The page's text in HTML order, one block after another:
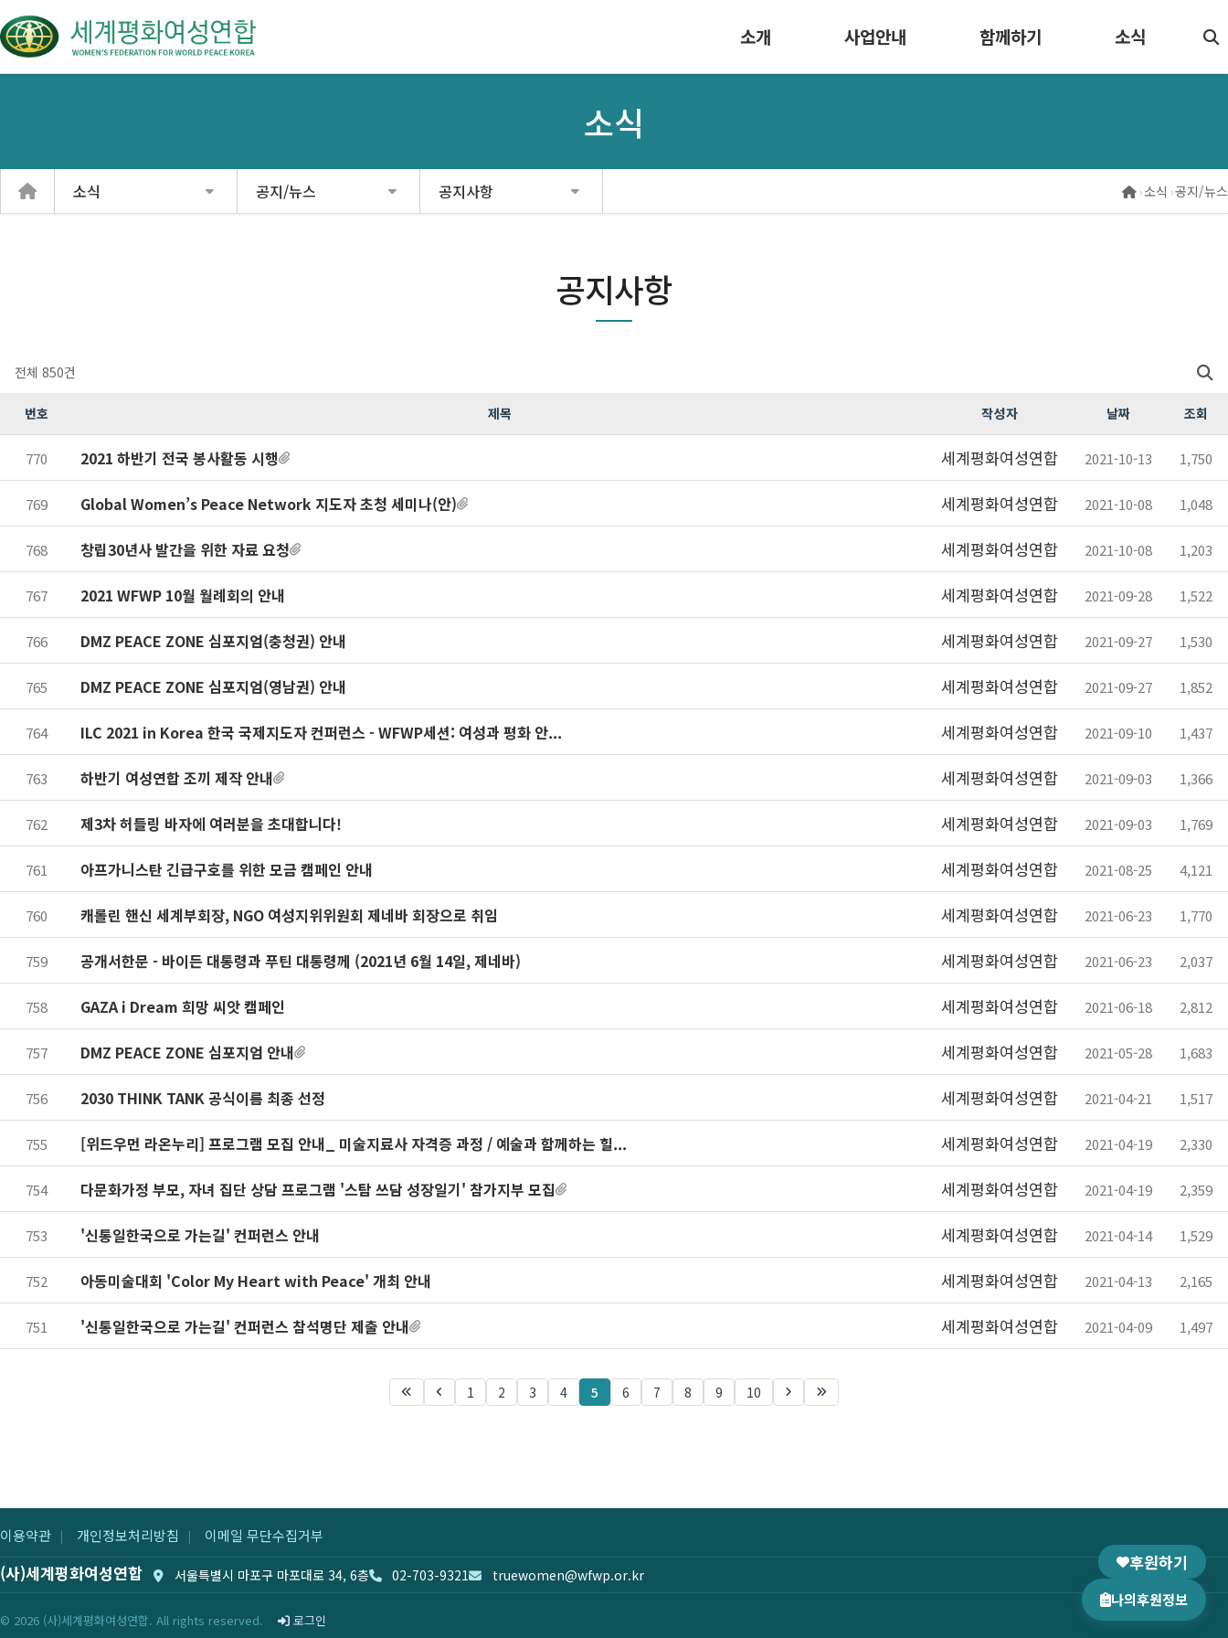
소개 사업안내 함께하기 소식
소식
소식 공지/뉴스 공지사항 ›소식 ›공지/뉴스
공지사항
전체 850건
번호 제목 작성자 날짜 조회
770 2021 하반기 전국 봉사활동 시행 세계평화여성연합 2021-10-13 1,750
769 Global Women’s Peace Network 지도자 초청 세미나(안) 세계평화여성연합 2021-10-08 1,048
768 창립30년사 발간을 위한 자료 요청 세계평화여성연합 2021-10-08 1,203
767 2021 WFWP 10월 월례회의 안내 세계평화여성연합 2021-09-28 1,522
766 DMZ PEACE ZONE 심포지엄(충청권) 안내 세계평화여성연합 2021-09-27 1,530
765 DMZ PEACE ZONE 심포지엄(영남권) 안내 세계평화여성연합 2021-09-27 1,852
764 ILC 2021 in Korea 한국 국제지도자 컨퍼런스 - WFWP세션: 여성과 평화 안... 세계평화여성연합 2021-09-10 1,437
763 하반기 여성연합 조끼 제작 안내 세계평화여성연합 2021-09-03 1,366
762 제3차 허들링 바자에 여러분을 초대합니다! 세계평화여성연합 2021-09-03 1,769
761 아프가니스탄 긴급구호를 위한 모금 캠페인 안내 세계평화여성연합 2021-08-25 4,121
760 캐롤린 핸신 세계부회장, NGO 여성지위위원회 제네바 회장으로 취임 세계평화여성연합 2021-06-23 1,770
759 공개서한문 - 바이든 대통령과 푸틴 대통령께 (2021년 6월 14일, 제네바) 세계평화여성연합 2021-06-23 2,037
758 GAZA i Dream 희망 씨앗 캠페인 세계평화여성연합 2021-06-18 2,812
757 DMZ PEACE ZONE 심포지엄 안내 세계평화여성연합 2021-05-28 1,683
756 2030 THINK TANK 공식이름 최종 선정 세계평화여성연합 2021-04-21 1,517
755 [위드우먼 라온누리] 프로그램 모집 안내_ 미술지료사 자격증 과정 / 예술과 함께하는 힐... 세계평화여성연합 2021-04-19 2,330
754 다문화가정 부모, 자녀 집단 상담 프로그램 '스탐 쓰담 성장일기' 참가지부 모집 세계평화여성연합 2021-04-19 2,359
753 '신통일한국으로 가는길' 컨퍼런스 안내 세계평화여성연합 2021-04-14 1,529
752 아동미술대회 'Color My Heart with Peace' 개최 안내 세계평화여성연합 2021-04-13 2,165
751 '신통일한국으로 가는길' 컨퍼런스 참석명단 제출 안내 세계평화여성연합 2021-04-09 1,497
1 2 3 4 5 6 7 8 9 10
이용약관 | 개인정보처리방침 | 이메일 무단수집거부
(사)세계평화여성연합 서울특별시 마포구 마포대로 34, 6층 02-703-9321 truewomen@wfwp.or.kr
© 2026 (사)세계평화여성연합. All rights reserved. 로그인
후원하기
나의후원정보